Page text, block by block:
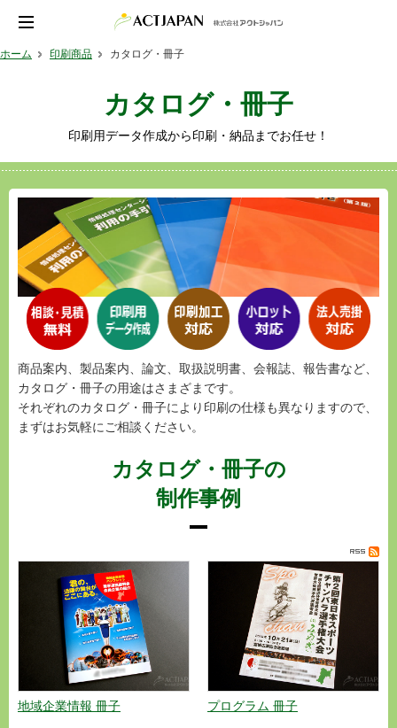
ホーム 印刷商品 カタログ・冊子
カタログ・冊子
印刷用データ作成から印刷・納品までお任せ！
商品案内、製品案内、論文、取扱説明書、会報誌、報告書など、
カタログ・冊子の用途はさまざまです。
それぞれのカタログ・冊子により印刷の仕様も異なりますので、
まずはお気軽にご相談ください。
カタログ・冊子の
制作事例
地域企業情報 冊子 プログラム 冊子